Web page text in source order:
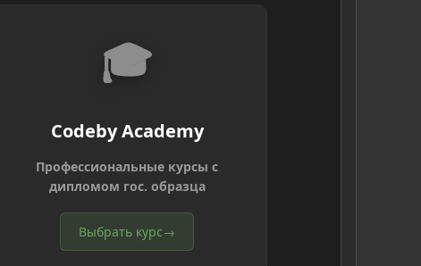
🎓
Codeby Academy
Профессиональные курсы с
дипломом гос. образца
Выбрать курс→